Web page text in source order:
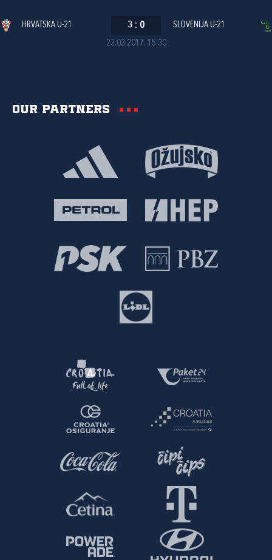
23.03.2017. 15:30
HRVATSKA U-21 3 : 0 SLOVENIJA U-21
Our partners